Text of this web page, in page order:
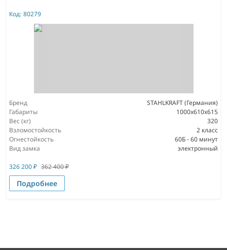
Код: 80279
Бренд
STAHLKRAFT (Германия)
Габариты
1000x610x615
Вес (кг)
320
Взломостойкость
2 класс
Огнестойкость
60Б - 60 минут
Вид замка
электронный
326 200₽ 362 400₽
Подробнее